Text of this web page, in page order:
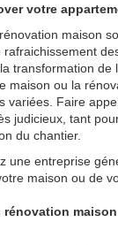
votre
maison
rafraichissement
transformation
maison ou la
variées. Faire
judicieux, tant
du chantier.
une entreprise
maison ou de